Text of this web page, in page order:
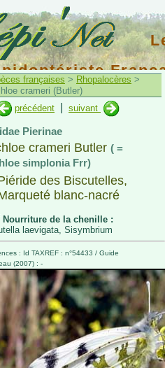
françaises > Rhopalocères >
crameri (Butler)
précédent
suivant
Pierinae
crameri Butler ( =
simplonia Frr)
des Biscutelles,
blanc-nacré
Nourriture de la chenille :
laevigata, Sisymbrium
: Id TAXREF : n°54433 / Guide
(2007) : -